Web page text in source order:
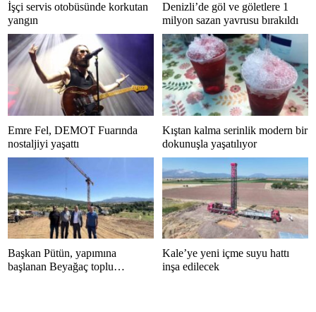
İşçi servis otobüsünde korkutan
yangın
Denizli’de göl ve göletlere 1
milyon sazan yavrusu bırakıldı
Emre Fel, DEMOT Fuarında
nostaljiyi yaşattı
Kıştan kalma serinlik modern bir
dokunuşla yaşatılıyor
Başkan Pütün, yapımına
başlanan Beyağaç toplu
Kale’ye yeni içme suyu hattı
inşa edilecek